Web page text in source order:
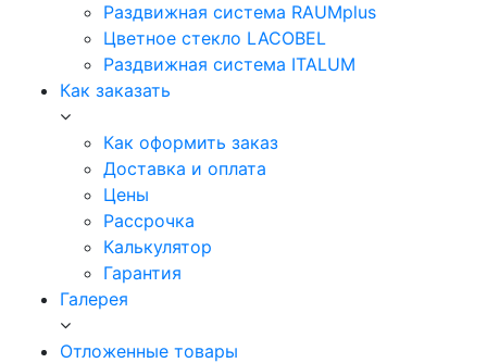
Раздвижная система RAUMplus
Цветное стекло LACOBEL
Раздвижная система ITALUM
Как заказать
Как оформить заказ
Доставка и оплата
Цены
Рассрочка
Калькулятор
Гарантия
Галерея
Отложенные товары